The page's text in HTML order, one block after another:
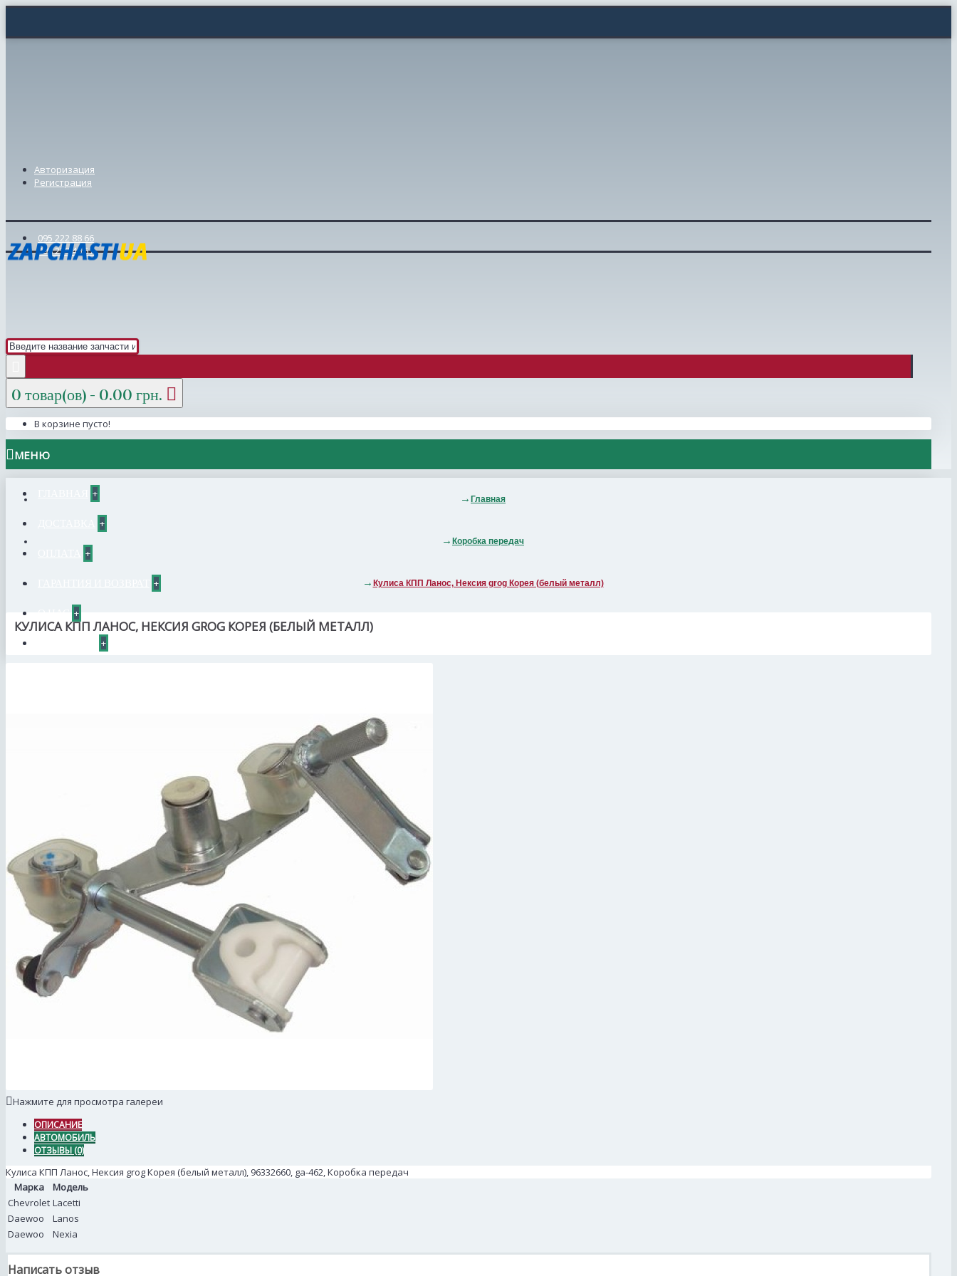
Авторизация
Регистрация
095 222 88 66
098 239 46 57
0 товар(ов) - 0.00 грн.
В корзине пусто!
МЕНЮ
+
+
+
+
+
+
Главная
Коробка передач
Кулиса КПП Ланос, Нексия grog Корея (белый металл)
КУЛИСА КПП ЛАНОС, НЕКСИЯ GROG КОРЕЯ (БЕЛЫЙ МЕТАЛЛ)
Нажмите для просмотра галереи
ОПИСАНИЕ
АВТОМОБИЛЬ
ОТЗЫВЫ (0)
Кулиса КПП Ланос, Нексия grog Корея (белый металл), 96332660, ga-462, Коробка передач
Марка
Модель
Chevrolet Lacetti
Daewoo
Lanos
Daewoo
Nexia
Написать отзыв